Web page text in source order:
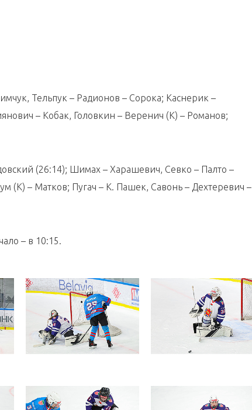
Тельпук – Радионов – Сорока; Каснерик –
– Кобак, Головкин – Веренич (К) – Романов;
(26:14); Шимах – Харашевич, Севко – Палто –
(К) – Матков; Пугач – К. Пашек, Савонь – Дехтеревич –
– в 10:15.